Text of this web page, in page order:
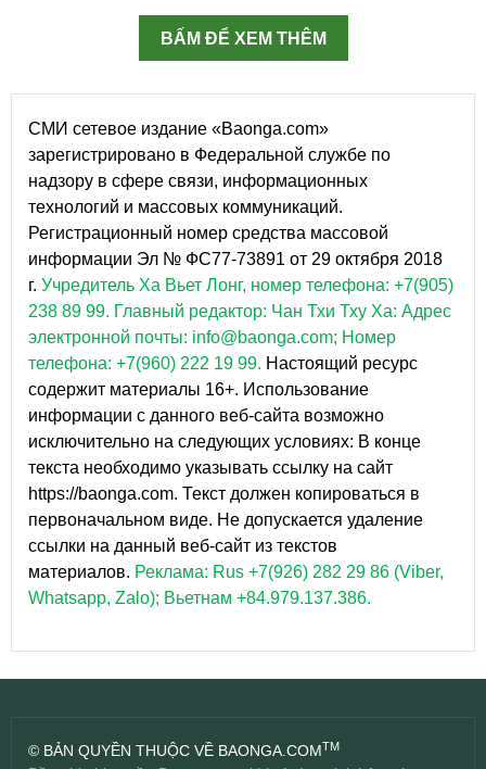
BẤM ĐỂ XEM THÊM
СМИ сетевое издание «Baonga.com»
зарегистрировано в Федеральной службе по
надзору в сфере связи, информационных
технологий и массовых коммуникаций.
Регистрационный номер средства массовой
информации Эл № ФС77-73891 от 29 октября 2018
г. Учредитель Ха Вьет Лонг, номер телефона: +7(905)
238 89 99. Главный редактор: Чан Тхи Тху Ха: Адрес
электронной почты: info@baonga.com; Номер
телефона: +7(960) 222 19 99. Настоящий ресурс
содержит материалы 16+. Использование
информации с данного веб-сайта возможно
исключительно на следующих условиях: В конце
текста необходимо указывать ссылку на сайт
https://baonga.com. Текст должен копироваться в
первоначальном виде. Не допускается удаление
ссылки на данный веб-сайт из текстов
материалов. Реклама: Rus +7(926) 282 29 86 (Viber,
Whatsapp, Zalo); Вьетнам +84.979.137.386.
© BẢN QUYỀN THUỘC VỀ BAONGA.COMTM